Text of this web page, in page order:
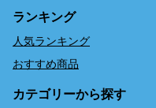
ランキング
人気ランキング
おすすめ商品
カテゴリーから探す